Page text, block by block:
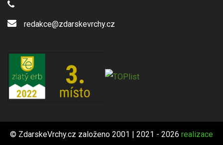
redakce@zdarskevrchy.cz
© ZdarskeVrchy.cz založeno 2001 | 2021 - 2026 realizace